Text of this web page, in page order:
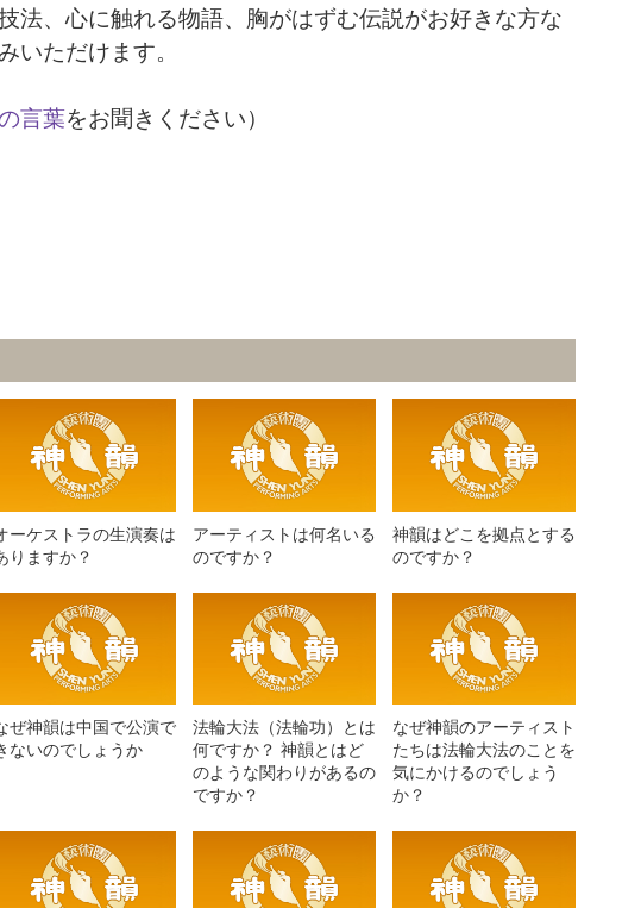
法、心に触れる物語、胸がはずむ伝説がお好きな方な
いただけます。
言葉をお聞きください）
ーケストラの生演奏は
りますか？
アーティストは何名いる
のですか？
神韻はどこを拠点とする
のですか？
ぜ神韻は中国で公演で
ないのでしょうか
法輪大法（法輪功）とは
何ですか？ 神韻とはど
のような関わりがあるの
ですか？
なぜ神韻のアーティスト
たちは法輪大法のことを
気にかけるのでしょう
か？